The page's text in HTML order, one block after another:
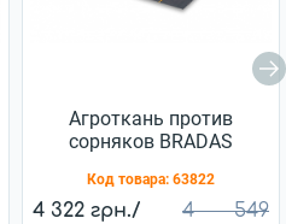
Агроткань против
сорняков BRADAS
1,6x100 м, AT9416100
Код товара: 63822
4 322 грн./
4 549